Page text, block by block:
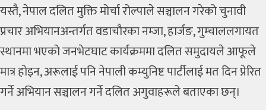
यस्तै,नेपाल दलित मुक्ति मोर्चारोल्पाले सञ्चालन गरेको चुनावी
प्रचार अभियानअन्तर्गत वडाचौरका नम्जा, हार्जङ, गुम्चाललगायत
स्थानमा भएको जनभेटघाट कार्यक्रममा दलित समुदायले आफूले
मात्र होइन, अरूलाई पनि नेपाली कम्युनिष्ट पार्टीलाई मत दिन प्रेरित
गर्ने अभियान सञ्चालन गर्ने दलित अगुवाहरूले बताएका छन्।